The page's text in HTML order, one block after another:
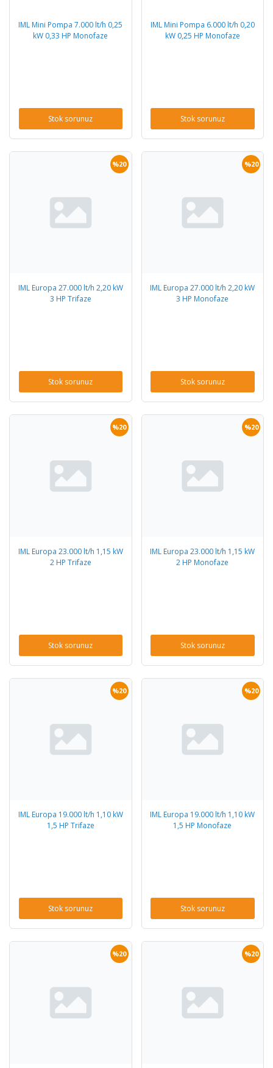
IML Mini Pompa 7.000 lt/h 0,25
kW 0,33 HP Monofaze
Stok sorunuz
IML Mini Pompa 6.000 lt/h 0,20
kW 0,25 HP Monofaze
Stok sorunuz
%20
IML Europa 27.000 lt/h 2,20 kW
3 HP Trifaze
Stok sorunuz
%20
IML Europa 27.000 lt/h 2,20 kW
3 HP Monofaze
Stok sorunuz
%20
IML Europa 23.000 lt/h 1,15 kW
2 HP Trifaze
Stok sorunuz
%20
IML Europa 23.000 lt/h 1,15 kW
2 HP Monofaze
Stok sorunuz
%20
IML Europa 19.000 lt/h 1,10 kW
1,5 HP Trifaze
Stok sorunuz
%20
IML Europa 19.000 lt/h 1,10 kW
1,5 HP Monofaze
Stok sorunuz
%20 %20